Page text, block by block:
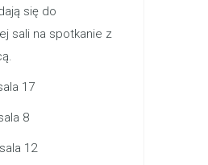
się do
sali na spotkanie z
17
8
12